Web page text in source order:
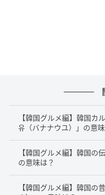
近の韓国では健康ブ
ュプ）」専門のジ
えています。味も
した飲みやすいタ
など、ライフスタ
す。美容やダイエ
【韓国グルメ編】韓国カ
유（バナナウユ）」の意
【韓国グルメ編】韓国の
の意味は？
【韓国グルメ編】韓国の